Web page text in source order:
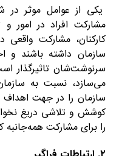
یکی از عوامل موثر در
مشارکت افراد در امور
کارکنان‌‌، مشارکت واقعی
سازمان داشته باشند و
سرنوشت‌شان تاثیرگذار
می‌سازد، نسبت به
سازمان را در جهت اهداف
کوشش و تلاشی دریغ
را برای مشارکت همه‌جانبه